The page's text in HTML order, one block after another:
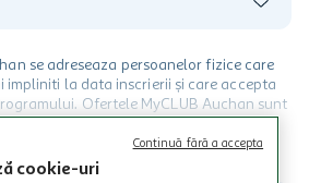
se adreseaza persoanelor fizice care
impliniti la data inscrierii și care accepta
Ofertele MyCLUB Auchan sunt
o singura data in perioada promotiei.
in legatura cu magazinele Auchan
CITESTE MAI MULT
cookie-uri
Continuă fără a accepta